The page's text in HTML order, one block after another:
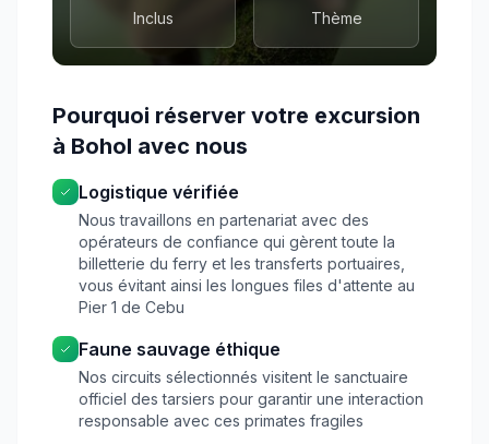
Inclus Thème
Pourquoi réserver votre excursion
à Bohol avec nous
Logistique vérifiée
Nous travaillons en partenariat avec des
opérateurs de confiance qui gèrent toute la
billetterie du ferry et les transferts portuaires,
vous évitant ainsi les longues files d'attente au
Pier 1 de Cebu
Faune sauvage éthique
Nos circuits sélectionnés visitent le sanctuaire
officiel des tarsiers pour garantir une interaction
responsable avec ces primates fragiles